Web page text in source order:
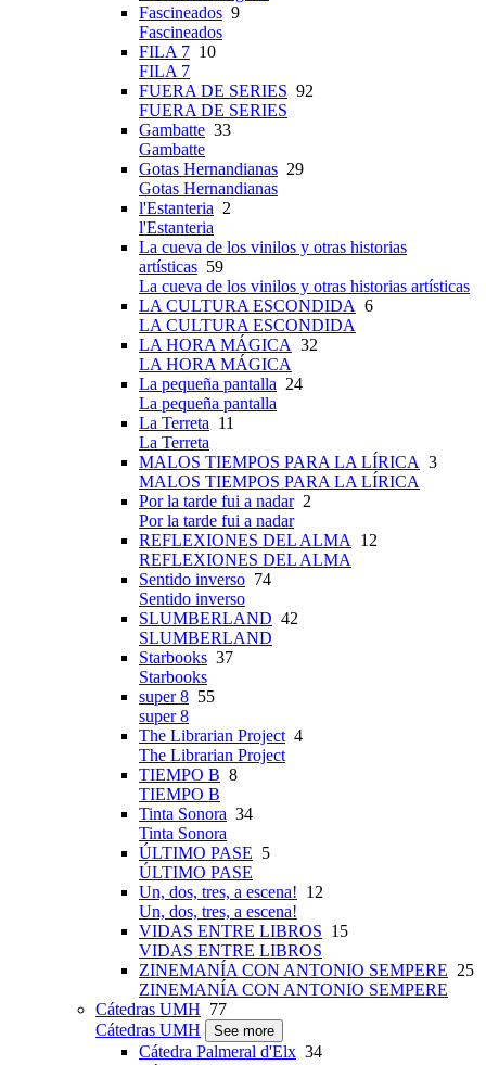
Fascineados 9
Fascineados
FILA 7 10
FILA 7
FUERA DE SERIES 92
FUERA DE SERIES
Gambatte 33
Gambatte
Gotas Hernandianas 29
Gotas Hernandianas
l'Estanteria 2
l'Estanteria
La cueva de los vinilos y otras historias
artísticas 59
La cueva de los vinilos y otras historias artísticas
LA CULTURA ESCONDIDA 6
LA CULTURA ESCONDIDA
LA HORA MÁGICA 32
LA HORA MÁGICA
La pequeña pantalla 24
La pequeña pantalla
La Terreta 11
La Terreta
MALOS TIEMPOS PARA LA LÍRICA 3
MALOS TIEMPOS PARA LA LÍRICA
Por la tarde fui a nadar2
Por la tarde fui a nadar
REFLEXIONES DEL ALMA 12
REFLEXIONES DEL ALMA
Sentido inverso 74
Sentido inverso
SLUMBERLAND 42
SLUMBERLAND
Starbooks 37
Starbooks
super 8 55
super 8
The Librarian Project4
The Librarian Project
TIEMPO B 8
TIEMPO B
Tinta Sonora 34
Tinta Sonora
ÚLTIMO PASE 5
ÚLTIMO PASE
Un, dos, tres, a escena! 12
Un, dos, tres, a escena!
VIDAS ENTRE LIBROS 15
VIDAS ENTRE LIBROS
ZINEMANÍA CON ANTONIO SEMPERE 25
ZINEMANÍA CON ANTONIO SEMPERE
Cátedras UMH 77
Cátedras UMH
See more
Cátedra Palmeral d'Elx 34